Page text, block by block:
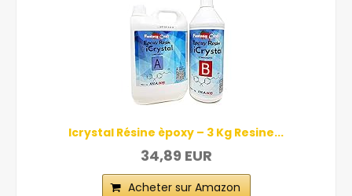
Icrystal Résine èpoxy – 3 Kg Resine...
34,89 EUR
Acheter sur Amazon